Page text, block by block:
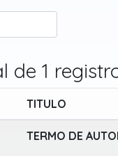
de 1
TITULO
TERMO DE